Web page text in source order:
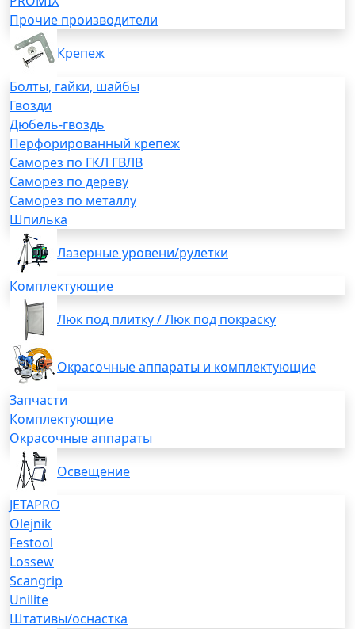
Прочие производители
Крепеж
Болты, гайки, шайбы
Гвозди
Дюбель-гвоздь
Перфорированный крепеж
Саморез по ГКЛ ГВЛВ
Саморез по дереву
Саморез по металлу
Шпилька
Лазерные уровени/рулетки
Комплектующие
Люк под плитку / Люк под покраску
Окрасочные аппараты и комплектующие
Запчасти
Комплектующие
Окрасочные аппараты
Освещение
JETAPRO
Olejnik
Festool
Lossew
Scangrip
Unilite
Штативы/оснастка